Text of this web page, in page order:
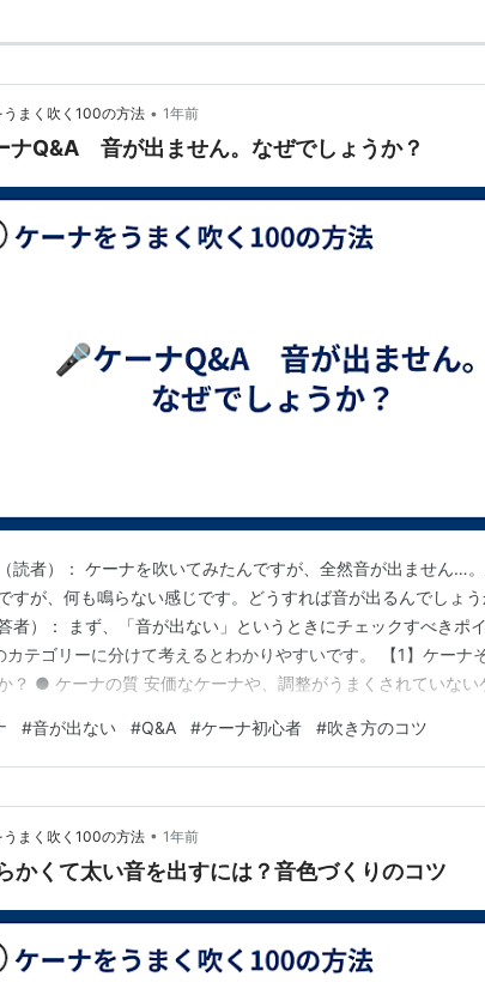
うまく吹く100の方法 • 1年前
ナQ&A 音が出ません。なぜでしょうか？
読者）： ケーナを吹いてみたんですが、全然音が出ません…
すが、何も鳴らない感じです。どうすれば音が出るんでしょ
者）： まず、「音が出ない」というときにチェックすべきポ
カテゴリーに分けて考えるとわかりやすいです。 【1】ケーナ
？ ● ケーナの質 安価なケーナや、調整がうまくされていない
でも実は音が出にくいことがあるんです。 ● 体格や体力との
方にとっては長すぎるケーナ（F管など…
#音が出ない #Q&A #ケーナ初心者 #吹き方のコツ
うまく吹く100の方法 • 1年前
かくて太い音を出すには？音色づくりのコツ